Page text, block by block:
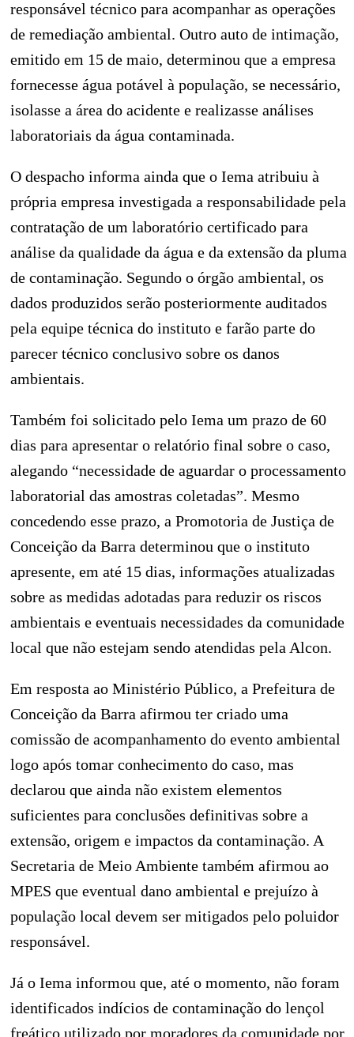
responsável técnico para acompanhar as operações
de remediação ambiental. Outro auto de intimação,
emitido em 15 de maio, determinou que a empresa
fornecesse água potável à população, se necessário,
isolasse a área do acidente e realizasse análises
laboratoriais da água contaminada.
O despacho informa ainda que o Iema atribuiu à
própria empresa investigada a responsabilidade pela
contratação de um laboratório certificado para
análise da qualidade da água e da extensão da pluma
de contaminação. Segundo o órgão ambiental, os
dados produzidos serão posteriormente auditados
pela equipe técnica do instituto e farão parte do
parecer técnico conclusivo sobre os danos
ambientais.
Também foi solicitado pelo Iema um prazo de 60
dias para apresentar o relatório final sobre o caso,
alegando “necessidade de aguardar o processamento
laboratorial das amostras coletadas”. Mesmo
concedendo esse prazo, a Promotoria de Justiça de
Conceição da Barra determinou que o instituto
apresente, em até 15 dias, informações atualizadas
sobre as medidas adotadas para reduzir os riscos
ambientais e eventuais necessidades da comunidade
local que não estejam sendo atendidas pela Alcon.
Em resposta ao Ministério Público, a Prefeitura de
Conceição da Barra afirmou ter criado uma
comissão de acompanhamento do evento ambiental
logo após tomar conhecimento do caso, mas
declarou que ainda não existem elementos
suficientes para conclusões definitivas sobre a
extensão, origem e impactos da contaminação. A
Secretaria de Meio Ambiente também afirmou ao
MPES que eventual dano ambiental e prejuízo à
população local devem ser mitigados pelo poluidor
responsável.
Já o Iema informou que, até o momento, não foram
identificados indícios de contaminação do lençol
freático utilizado por moradores da comunidade por